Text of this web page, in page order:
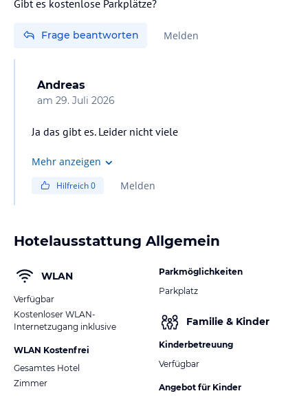
Frage beantworten Melden
Andreas
am 29. Juli 2026
Ja das gibt es. Leider nicht viele
Mehr anzeigen
Hilfreich0 Melden
Hotelausstattung Allgemein
WLAN
Verfügbar
Kostenloser WLAN-
Internetzugang inklusive
WLAN Kostenfrei
Gesamtes Hotel
Zimmer
Parkmöglichkeiten
Parkplatz
Familie & Kinder
Kinderbetreuung
Verfügbar
Angebot für Kinder